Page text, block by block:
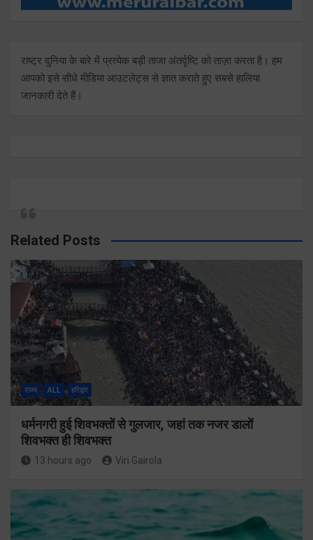
राष्ट्र दुनिया के बारे में प्रत्येक बड़ी ताजा अंतर्दृष्टि को ताज़ा करता है। हम
आपको इसे सीधे मीडिया आउटलेट्स से ज्ञात कराते हुए सबसे हालिया
जानकारी देते हैं।
Related Posts
राज्य ALL हरिद्वार
धर्मनगरी हुई शिवभक्तों से गुलजार, जहां तक नजर डालों
शिवभक्त ही शिवभक्त
13 hours ago Viri Gairola